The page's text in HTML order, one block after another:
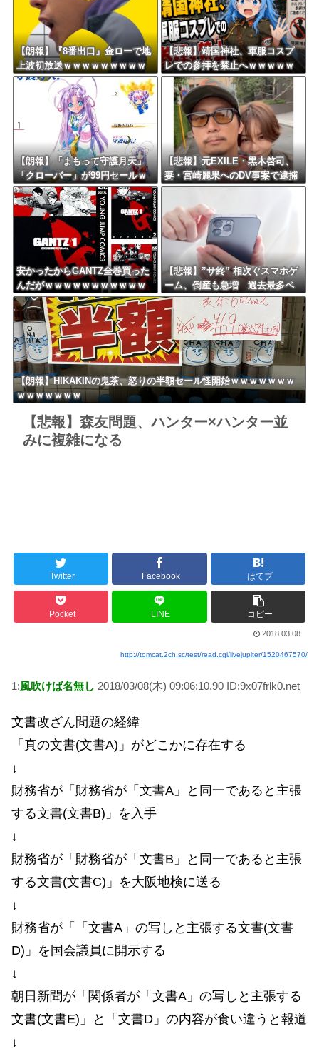
Powered by livedoor 相互RSS
【朗報】『8番出口』金ローで地
上波初放送ｗｗｗｗｗｗｗｗｗ
ｗｗｗｗ
【悲報】靖国神社、軍服コスプ
レでの参拝を禁止へｗｗｗｗｗ
ｗｗｗｗｗｗｗｗｗｗｗｗｗｗ
【朗報】「まもって守護月天」
「クローバー」が99円セールｗ
ｗｗｗｗｗｗｗｗｗｗｗ
【悲報】元EXILE・黒木啓司、
妻・宮崎麗果へのDV事案で逮捕
されていた！宮崎は全身打撲、
頭部裂傷及び打撲、頸部損
傷・・・
安かったからGANTZ全巻買った
んだがｗｗｗｗｗｗｗｗｗｗｗ
ｗｗ
【悲報】”サ終” 相次ぐスマホゲ
ーム、倒産も急増 過去最多ペ
ースで推移 「当たれば一攫千
金」過去の時代に
【朗報】HIKAKINの鬼茶、怒りの半額セール怪開始ｗｗｗｗｗｗｗ
ｗｗｗｗｗｗｗ
【悲報】森友問題、ハンター×ハンター並
みに複雑になる
Twitter Facebook はてブ
Pocket LINE コピー
2018.03.08
http://tomcat.2ch.sc/test/read.cgi/livejupiter/1520467570/
1:風吹けば名無し 2018/03/08(木) 09:06:10.90 ID:9x07frlk0.net
文書改ざん問題の経緯
「真の文書(文書A)」がどこかに存在する
↓
財務省が「財務省が「文書A」と同一であると主張
する文書(文書B)」を入手
↓
財務省が「財務省が「文書B」と同一であると主張
する文書(文書C)」を大阪地検に送る
↓
財務省が「「文書A」の写しと主張する文書(文書
D)」を国会議員に開示する
↓
朝日新聞が「関係者が「文書A」の写しと主張する
文書(文書E)」と「文書D」の内容が食い違うと報道
↓